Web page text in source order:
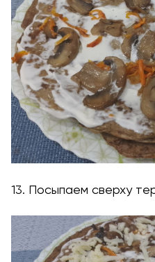
13. Посыпаем сверху